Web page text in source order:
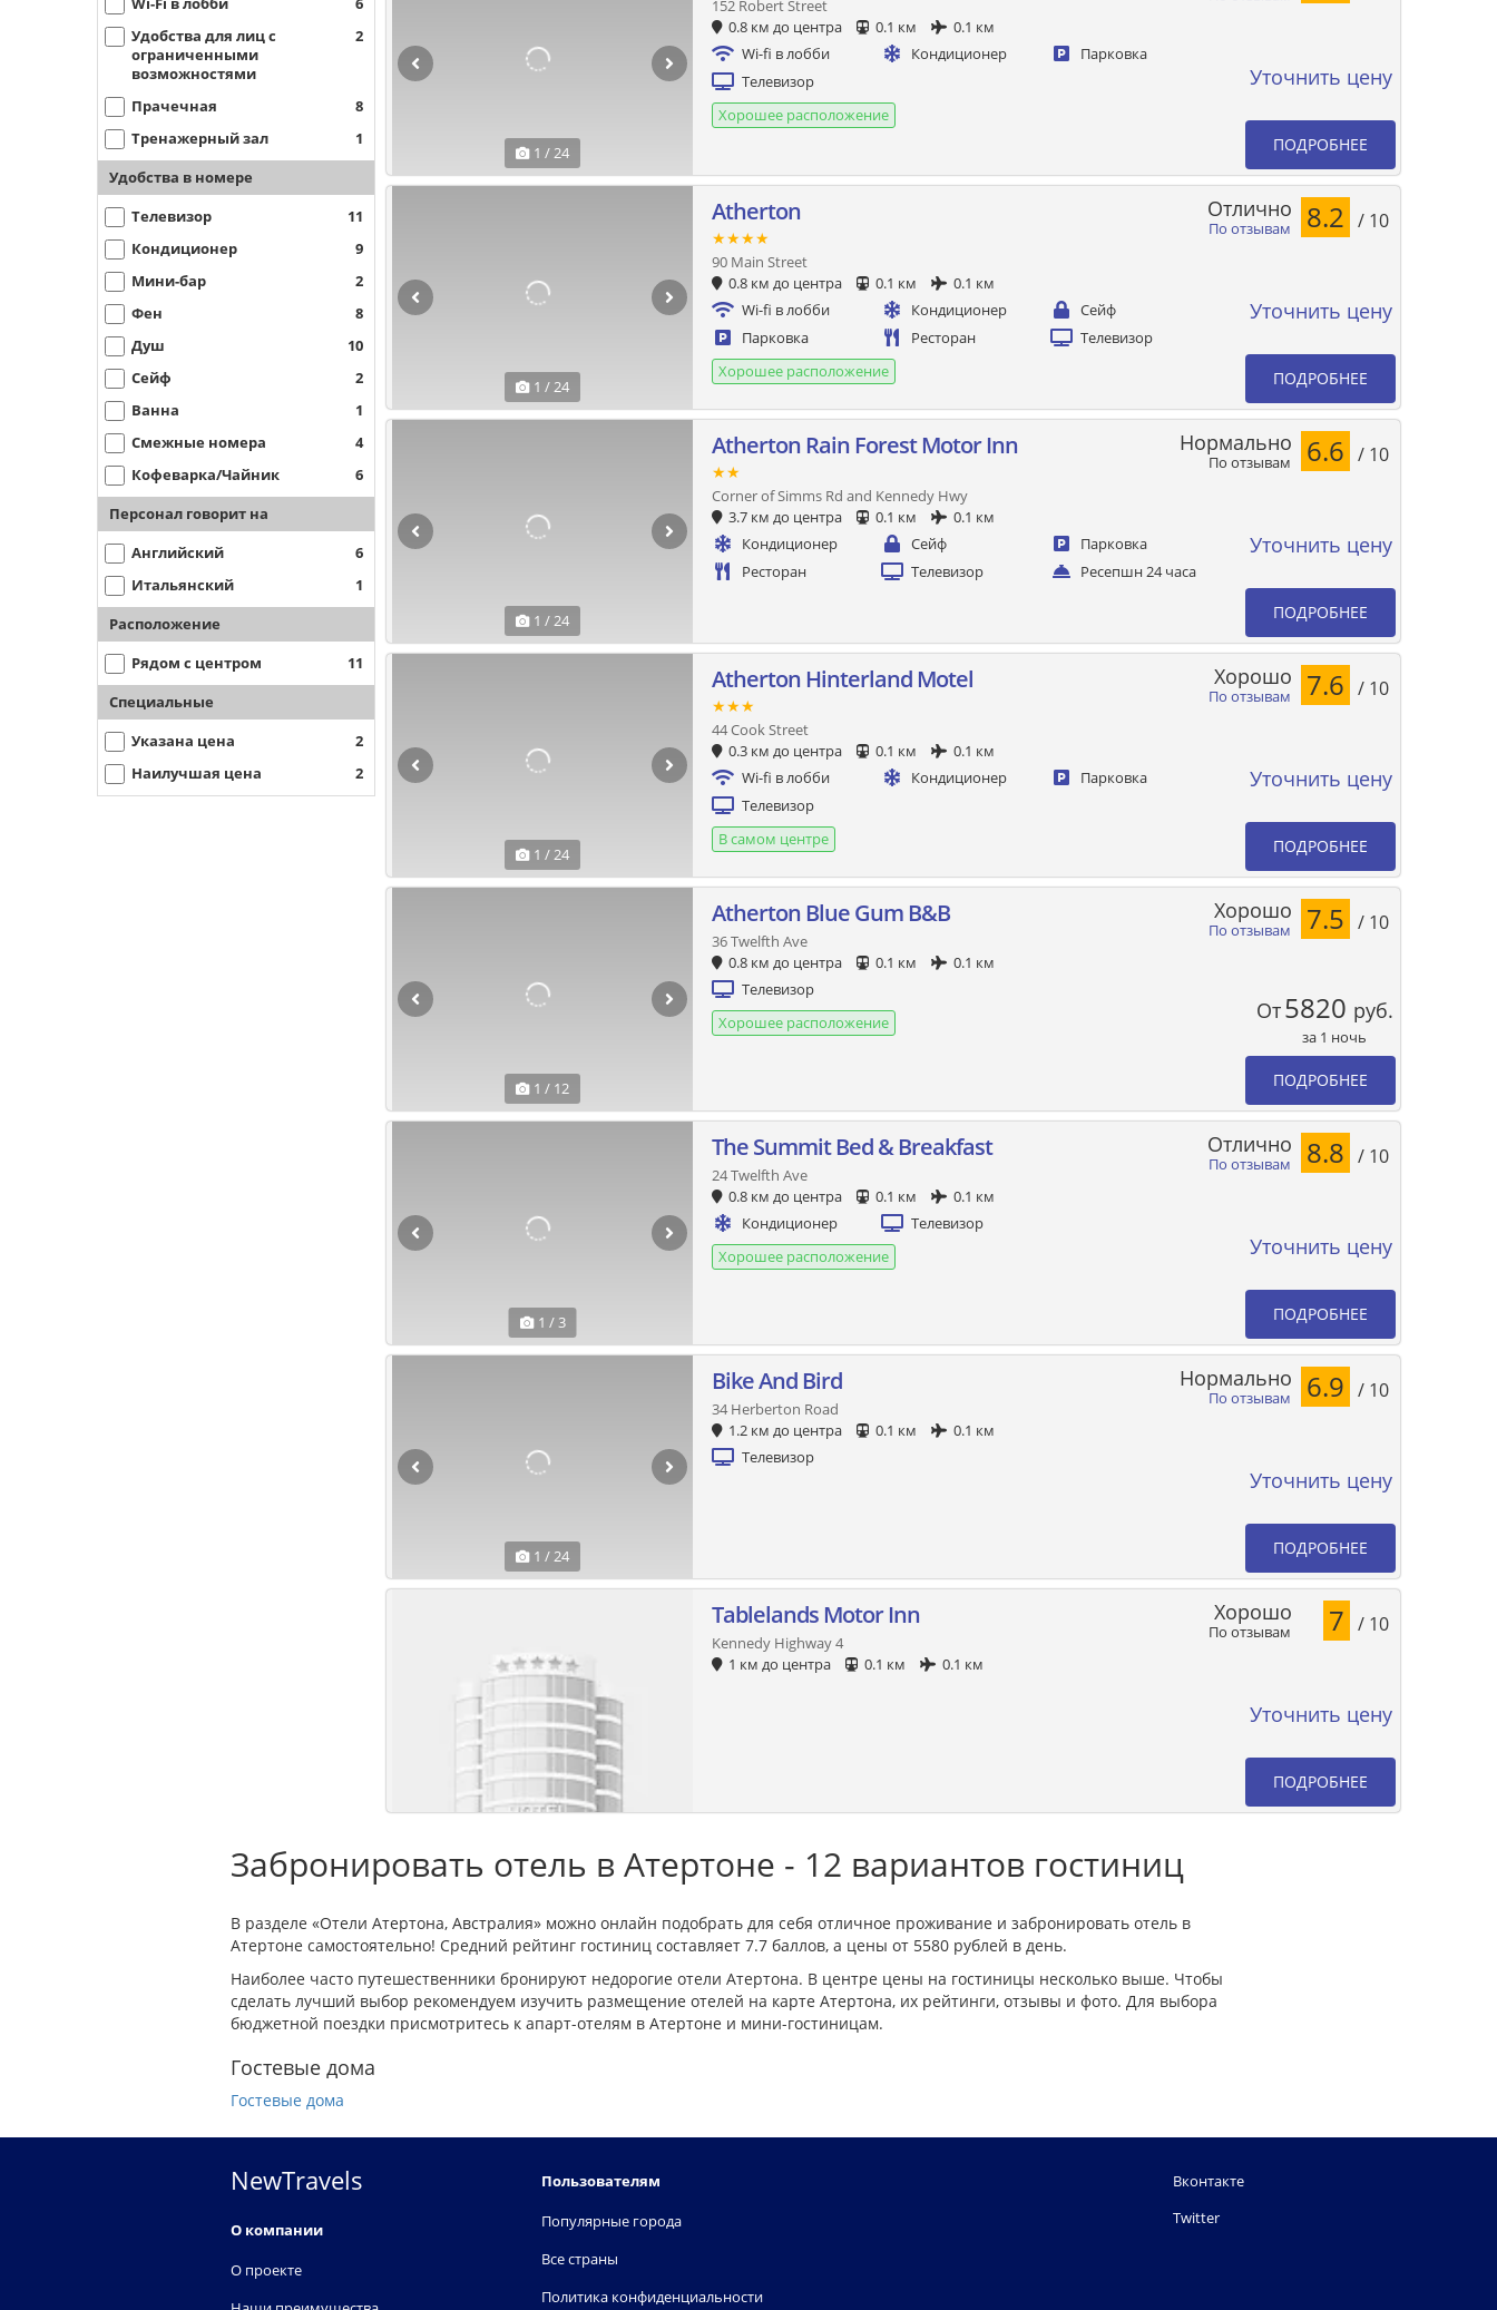
Удобства для лиц с
ограниченными
возможностями
2
Прачечная
8
Тренажерный зал
1
Удобства в номере
Телевизор
11
Кондиционер
9
Мини-бар
2
Фен
8
Душ
10
Сейф
2
Ванна
1
Смежные номера
4
Кофеварка/Чайник
6
Персонал говорит на
Английский
6
Итальянский
1
Расположение
Рядом с центром 11
Специальные
Указана цена
2
Наилучшая цена
2
1 / 24
152 Robert Street
0.8 км до центра
0.1 км
0.1 км
Wi-fi в лобби
Кондиционер
Парковка
Телевизор
Хорошее расположение
Уточнить цену
ПОДРОБНЕЕ
1 / 24
Atherton
★★★★
90 Main Street
0.8 км до центра
0.1 км
0.1 км
Wi-fi в лобби
Кондиционер
Сейф
Парковка
Ресторан
Телевизор
Хорошее расположение
По отзывам
Отлично 8.2 / 10
Уточнить цену
ПОДРОБНЕЕ
1 / 24
Atherton Rain Forest Motor Inn
★★
Corner of Simms Rd and Kennedy Hwy
3.7 км до центра
0.1 км
0.1 км
Кондиционер
Сейф
Парковка
Ресторан
Телевизор Ресепшн 24 часа
По отзывам
Нормально 6.6 / 10
Уточнить цену
ПОДРОБНЕЕ
1 / 24
Atherton Hinterland Motel
★★★
44 Cook Street
0.3 км до центра
0.1 км
0.1 км
Wi-fi в лобби
Кондиционер
Парковка
Телевизор
В самом центре
По отзывам
Хорошо 7.6 / 10
Уточнить цену
ПОДРОБНЕЕ
1 / 12
Atherton Blue Gum B&B
36 Twelfth Ave
0.8 км до центра
0.1 км
0.1 км
Телевизор
Хорошее расположение
По отзывам
Хорошо 7.5 / 10
От5820 руб.
за 1 ночь
ПОДРОБНЕЕ
1 / 3
The Summit Bed & Breakfast
24 Twelfth Ave
0.8 км до центра
0.1 км
0.1 км
Кондиционер
Телевизор
Хорошее расположение
По отзывам
Отлично 8.8 / 10
Уточнить цену
ПОДРОБНЕЕ
1 / 24
Bike And Bird
34 Herberton Road
1.2 км до центра
0.1 км
0.1 км
Телевизор
По отзывам
Нормально 6.9 / 10
Уточнить цену
ПОДРОБНЕЕ
Tablelands Motor Inn
Kennedy Highway 4
1 км до центра
0.1 км 0.1 км
По отзывам
Хорошо 7 / 10
Уточнить цену
ПОДРОБНЕЕ
Забронировать отель в Атертоне - 12 вариантов гостиниц
В разделе «Отели Атертона, Австралия» можно онлайн подобрать для себя отличное проживание и забронировать отель в
Атертоне самостоятельно! Средний рейтинг гостиниц составляет 7.7 баллов, а цены от 5580 рублей в день.
Наиболее часто путешественники бронируют недорогие отели Атертона. В центре цены на гостиницы несколько выше. Чтобы
сделать лучший выбор рекомендуем изучить размещение отелей на карте Атертона, их рейтинги, отзывы и фото. Для выбора
бюджетной поездки присмотритесь к апарт-отелям в Атертоне и мини-гостиницам.
Гостевые дома
Гостевые дома
NewTravels
О компании
О проекте
Пользователям
Популярные города
Все страны
Политика конфиденциальности
Вконтакте
Twitter